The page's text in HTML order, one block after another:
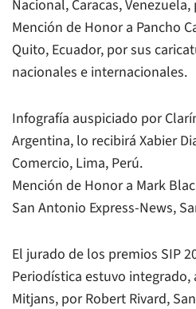
Nacional, Caracas,
Mención de Honor a Pancho
Quito, Ecuador, por sus
nacionales e internacionales.
Infografía auspiciado por
Argentina, lo recibirá Xabier
Comercio, Lima, Perú.
Mención de Honor a Mark
San Antonio Express-News,
El jurado de los premios SIP
Periodística estuvo integrado,
Mitjans, por Robert Rivard,